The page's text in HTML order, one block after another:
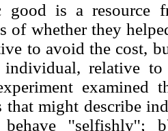
good is a resource
of whether they
to avoid the cost,
individual, relative
examined
that might describe
''selfishly'';